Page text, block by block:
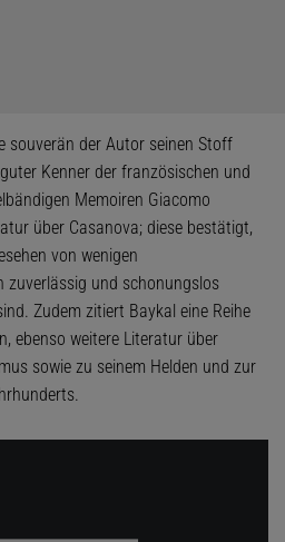
souverän der Autor seinen Stoff
Kenner der französischen und
Memoiren Giacomo
über Casanova; diese bestätigt,
von wenigen
zuverlässig und schonungslos
Zudem zitiert Baykal eine Reihe
ebenso weitere Literatur über
sowie zu seinem Helden und zur